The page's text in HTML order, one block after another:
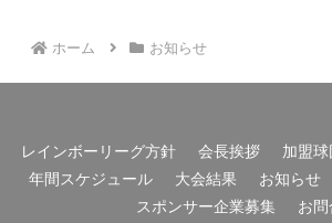
ホーム お知らせ
レインボーリーグ方針 会長挨拶 加盟
年間スケジュール
大会結果 お知らせ
スポンサー企業募集
お